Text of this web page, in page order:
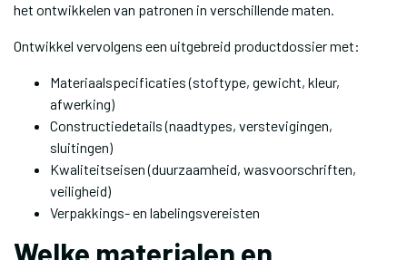
het ontwikkelen van patronen in verschillende maten.
Ontwikkel vervolgens een uitgebreid productdossier met:
Materiaalspecificaties (stoftype, gewicht, kleur,
afwerking)
Constructiedetails (naadtypes, verstevigingen,
sluitingen)
Kwaliteitseisen (duurzaamheid, wasvoorschriften,
veiligheid)
Verpakkings- en labelingsvereisten
Welke materialen en